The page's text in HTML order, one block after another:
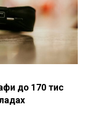
до 170 тис